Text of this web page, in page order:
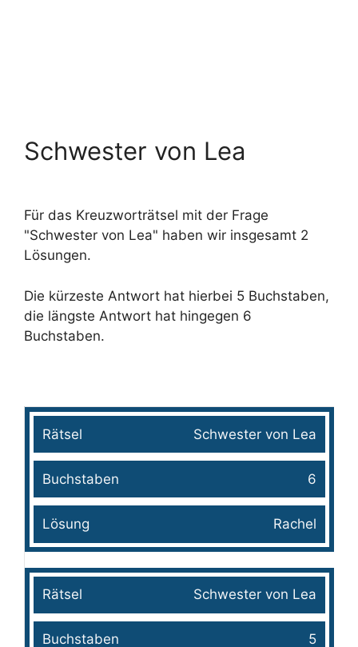
Schwester von Lea
Für das Kreuzworträtsel mit der Frage
"Schwester von Lea" haben wir insgesamt 2
Lösungen.
Die kürzeste Antwort hat hierbei 5 Buchstaben,
die längste Antwort hat hingegen 6
Buchstaben.
Rätsel Lösung
Schwester von Lea
6
Rachel
Schwester von Lea
5